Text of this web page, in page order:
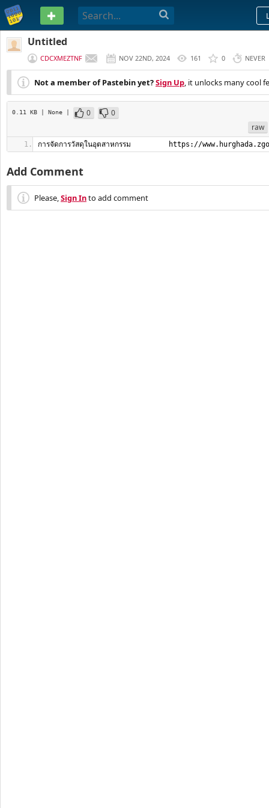
PASTEBIN
Untitled
CDCXMEZTNF NOV 22ND, 2024 161 0 NEVER
Not a member of Pastebin yet?Sign Up, it unlocks many cool
0.11 KB | None | 0
0
raw
การจัดการวัสดุในอุตสาหกรรม         https://
Add Comment
Please,Sign Into add comment